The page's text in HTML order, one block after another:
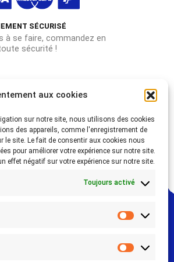
aux cookies
sur notre site, nous utilisons des cookies
des appareils, comme l'enregistrement de
le site. Le fait de consentir aux cookies nous
pour améliorer votre expérience sur notre site.
effet négatif sur votre expérience sur notre site.
Toujours activé
SÉCURISÉ
à se faire, commandez en
sécurité !